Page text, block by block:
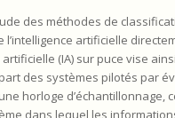
des méthodes de
artificielle
(IA) sur puce vise
des systèmes pilotés par
horloge d’échantillonnage,
dans lequel les